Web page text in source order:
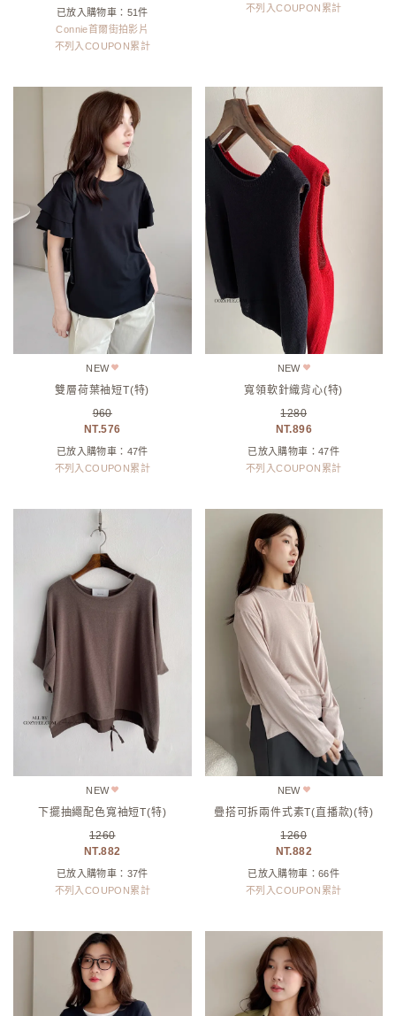
已放入購物車：51件
Connie首爾街拍影片
不列入COUPON累計
不列入COUPON累計
NEW
雙層荷葉袖短T(特)
960
576
已放入購物車：47件
不列入COUPON累計
NEW
寬領軟針織背心(特)
1280
896
已放入購物車：47件
不列入COUPON累計
NEW
下擺抽繩配色寬袖短T(特)
1260
882
已放入購物車：37件
不列入COUPON累計
NEW
疊搭可拆兩件式素T(直播款)(特)
1260
882
已放入購物車：66件
不列入COUPON累計